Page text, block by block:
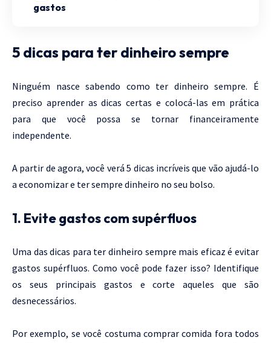
gastos
5 dicas para ter dinheiro sempre
Ninguém nasce sabendo como ter dinheiro sempre. É
preciso aprender as dicas certas e colocá-las em prática
para que você possa se tornar financeiramente
independente.
A partir de agora, você verá 5 dicas incríveis que vão ajudá-lo
a economizar e ter sempre dinheiro no seu bolso.
1. Evite gastos com supérfluos
Uma das dicas para ter dinheiro sempre mais eficaz é evitar
gastos supérfluos. Como você pode fazer isso? Identifique
os seus principais gastos e corte aqueles que são
desnecessários.
Por exemplo, se você costuma comprar comida fora todos